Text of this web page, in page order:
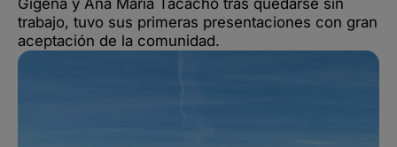
Gigena y Ana María Tacacho tras quedarse sin
trabajo, tuvo sus primeras presentaciones con gran
aceptación de la comunidad.